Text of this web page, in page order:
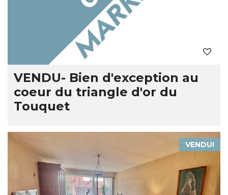
VENDU- Bien d'exception au
coeur du triangle d'or du
Touquet
VENDU!